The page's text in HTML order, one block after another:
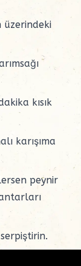
üzerindeki
kısık
karışıma
peynir